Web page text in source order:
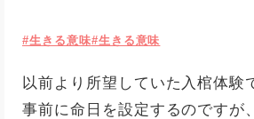
#生きる意味#生きる意味
以前より所望していた入棺体験
事前に命日を設定するのですが